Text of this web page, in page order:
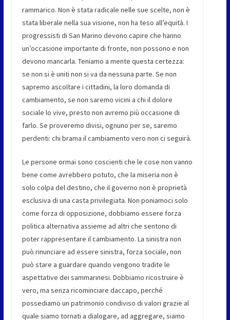
rammarico. Non è stata radicale nelle sue scelte, non è
stata liberale nella sua visione, non ha teso all’equità. I
progressisti di San Marino devono capire che hanno
un’occasione importante di fronte, non possono e non
devono mancarla. Teniamo a mente questa certezza:
se non si è uniti non si va da nessuna parte. Se non
sapremo ascoltare i cittadini, la loro domanda di
cambiamento, se non saremo vicini a chi il dolore
sociale lo vive, presto non avremo più occasione di
farlo. Se proveremo divisi, ognuno per se, saremo
perdenti: chi brama il cambiamento vero non ci seguirà.
Le persone ormai sono coscienti che le cose non vanno
bene come avrebbero potuto, che la miseria non è
solo colpa del destino, che il governo non è proprietà
esclusiva di una casta privilegiata. Non poniamoci solo
come forza di opposizione, dobbiamo essere forza
politica alternativa assieme ad altri che sentono di
poter rappresentare il cambiamento. La sinistra non
può rinunciare ad essere sinistra, forza sociale, non
può stare a guardare quando vengono tradite le
aspettative dei sammarinesi. Dobbiamo ricostruire è
vero, ma senza ricominciare daccapo, perché
possediamo un patrimonio condiviso di valori grazie al
quale siamo tornati a dialogare, ad aggregare, siamo